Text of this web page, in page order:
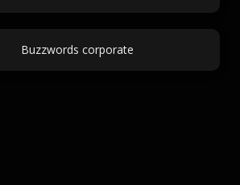
Buzzwords corporate